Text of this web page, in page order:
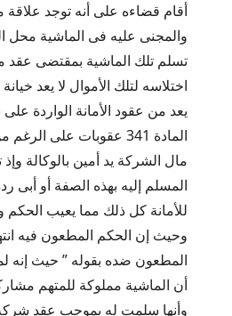
أقام قضاءه على أنه توجد
والمجنى عليه فى الماشية محل
تسلم تلك الماشية بمقتضى عقد
اختلاسه لتلك الأموال لا يعد
يعد من عقود الأمانة الواردة
المادة 341 عقوبات على
مال الشركة يد أمين بالوكالة
المسلم إليه بهذه الصفة أو أبى
للأمانة كل ذلك مما يعيب
وحيث إن الحكم المطعون فيه
المطعون ضده بقوله ” حيث إنه
أن الماشية مملوكة للمتهم
وأنها سلمت له بموجب عقد